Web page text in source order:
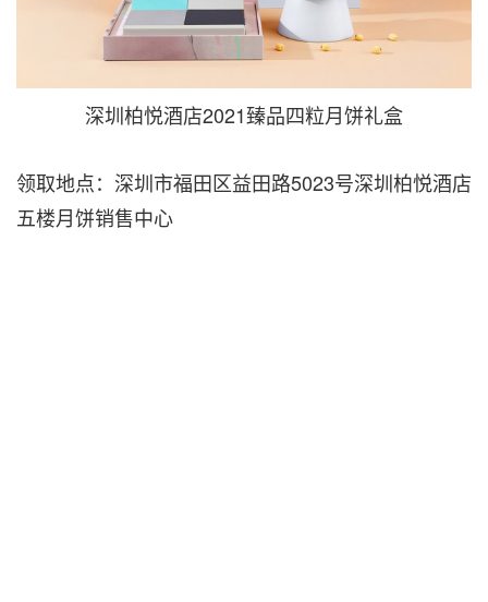
深圳柏悦酒店2021臻品四粒月饼礼盒
领取地点：深圳市福田区益田路5023号深圳柏悦酒店
五楼月饼销售中心